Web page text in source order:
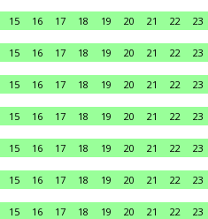
15 16 17 18 19 20 21 22
23
15 16 17 18 19 20 21 22
23
15 16 17 18 19 20 21 22
23
15 16 17 18 19 20 21 22
23
15 16 17 18 19 20 21 22
23
15 16 17 18 19 20 21 22
23
15 16 17 18 19 20 21 22
23